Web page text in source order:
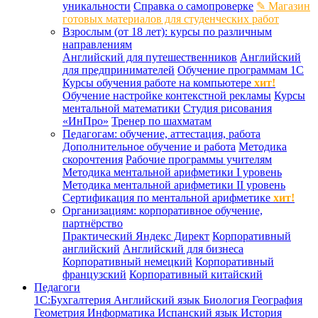
уникальности Справка о самопроверке ✎ Магазин
готовых материалов для студенческих работ
Взрослым (от 18 лет): курсы по различным
направлениям
Английский для путешественников Английский
для предпринимателей Обучение программам 1С
Курсы обучения работе на компьютере хит!
Обучение настройке контекстной рекламы Курсы
ментальной математики Студия рисования
«ИнПро» Тренер по шахматам
Педагогам: обучение, аттестация, работа
Дополнительное обучение и работа Методика
скорочтения Рабочие программы учителям
Методика ментальной арифметики I уровень
Методика ментальной арифметики II уровень
Сертификация по ментальной арифметике хит!
Организациям: корпоративное обучение,
партнёрство
Практический Яндекс Директ Корпоративный
английский Английский для бизнеса
Корпоративный немецкий Корпоративный
французский Корпоративный китайский
Педагоги
1С:Бухгалтерия Английский язык Биология География
Геометрия Информатика Испанский язык История